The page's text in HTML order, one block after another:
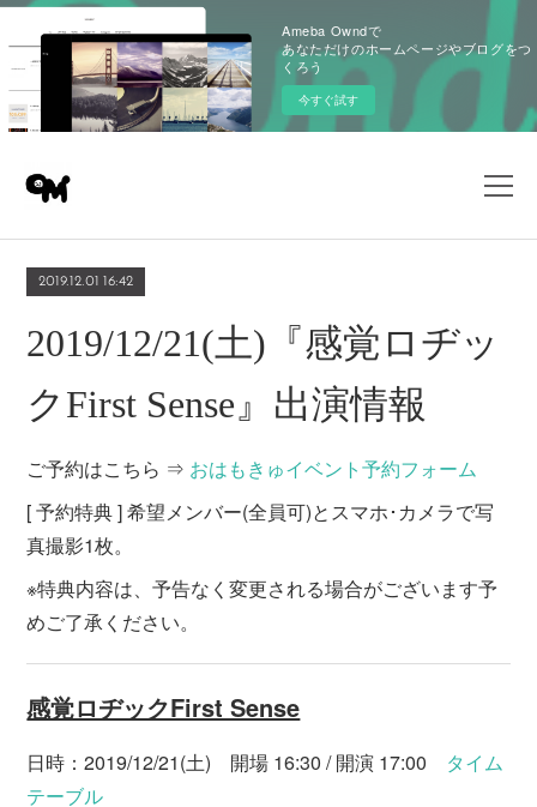
Ameba Owndで
あなただけのホームページやブログをつ
くろう
今すぐ試す
2019.12.01 16:42
2019/12/21(土)『感覚ロヂッ
クFirst Sense』出演情報
ご予約はこちら ⇒ おはもきゅイベント予約フォーム
[ 予約特典 ] 希望メンバー(全員可)とスマホ･カメラで写
真撮影1枚。
※特典内容は、予告なく変更される場合がございます予
めご了承ください。
感覚ロヂックFirst Sense
日時：2019/12/21(土) 開場 16:30 / 開演 17:00 タイム
テーブル